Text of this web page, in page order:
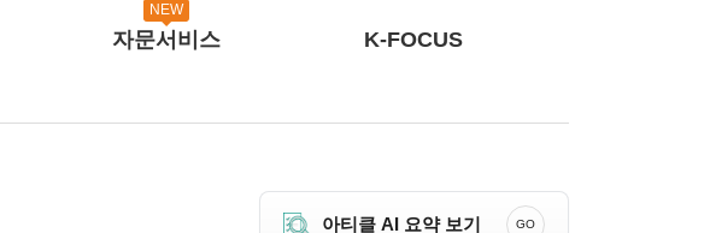
NEW
자문서비스 K-FOCUS
아티클 AI 요약 보기 GO